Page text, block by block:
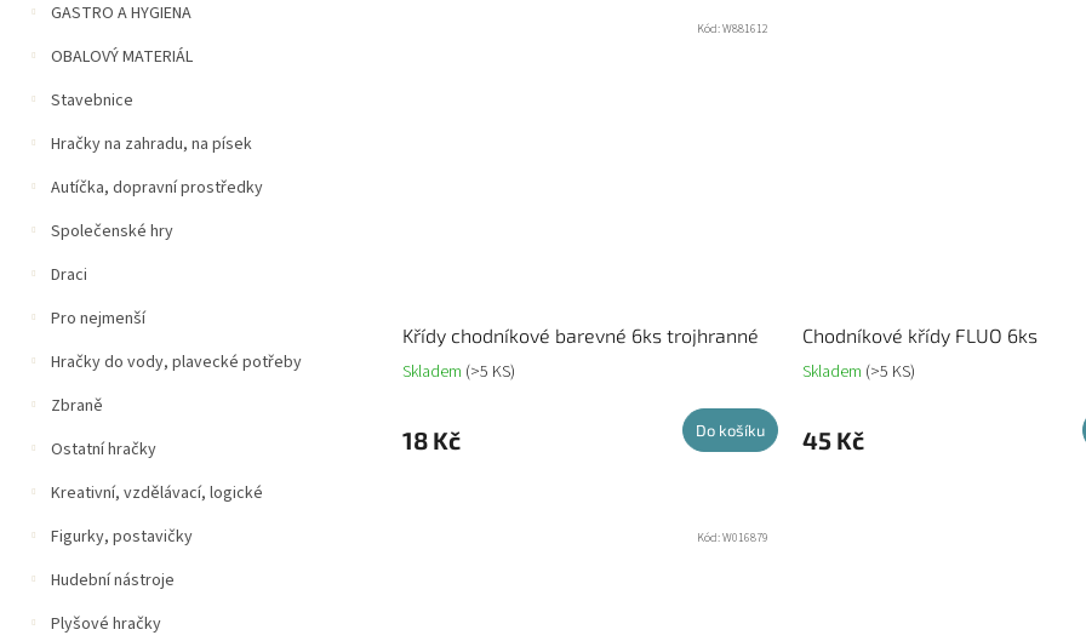
GASTRO A HYGIENA
OBALOVÝ MATERIÁL
Stavebnice
Hračky na zahradu, na písek
Autíčka, dopravní prostředky
Společenské hry
Draci
Pro nejmenší
Hračky do vody, plavecké potřeby
Zbraně
Ostatní hračky
Kreativní, vzdělávací, logické
Figurky, postavičky
Hudební nástroje
Plyšové hračky
Křídy chodníkové barevné 6ks trojhranné
Skladem (>5 KS)
18 Kč Do košíku
Kód:W881612
Chodníkové křídy FLUO 6ks
Skladem (>5 KS)
45 Kč
Kód:W016879